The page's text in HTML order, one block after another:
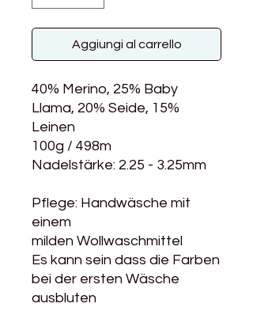
Aggiungi al carrello
40% Merino, 25% Baby
Llama, 20% Seide, 15%
Leinen
100g / 498m
Nadelstärke: 2.25 - 3.25mm
Pflege: Handwäsche mit
einem
milden Wollwaschmittel
Es kann sein dass die Farben
bei der ersten Wäsche
ausbluten